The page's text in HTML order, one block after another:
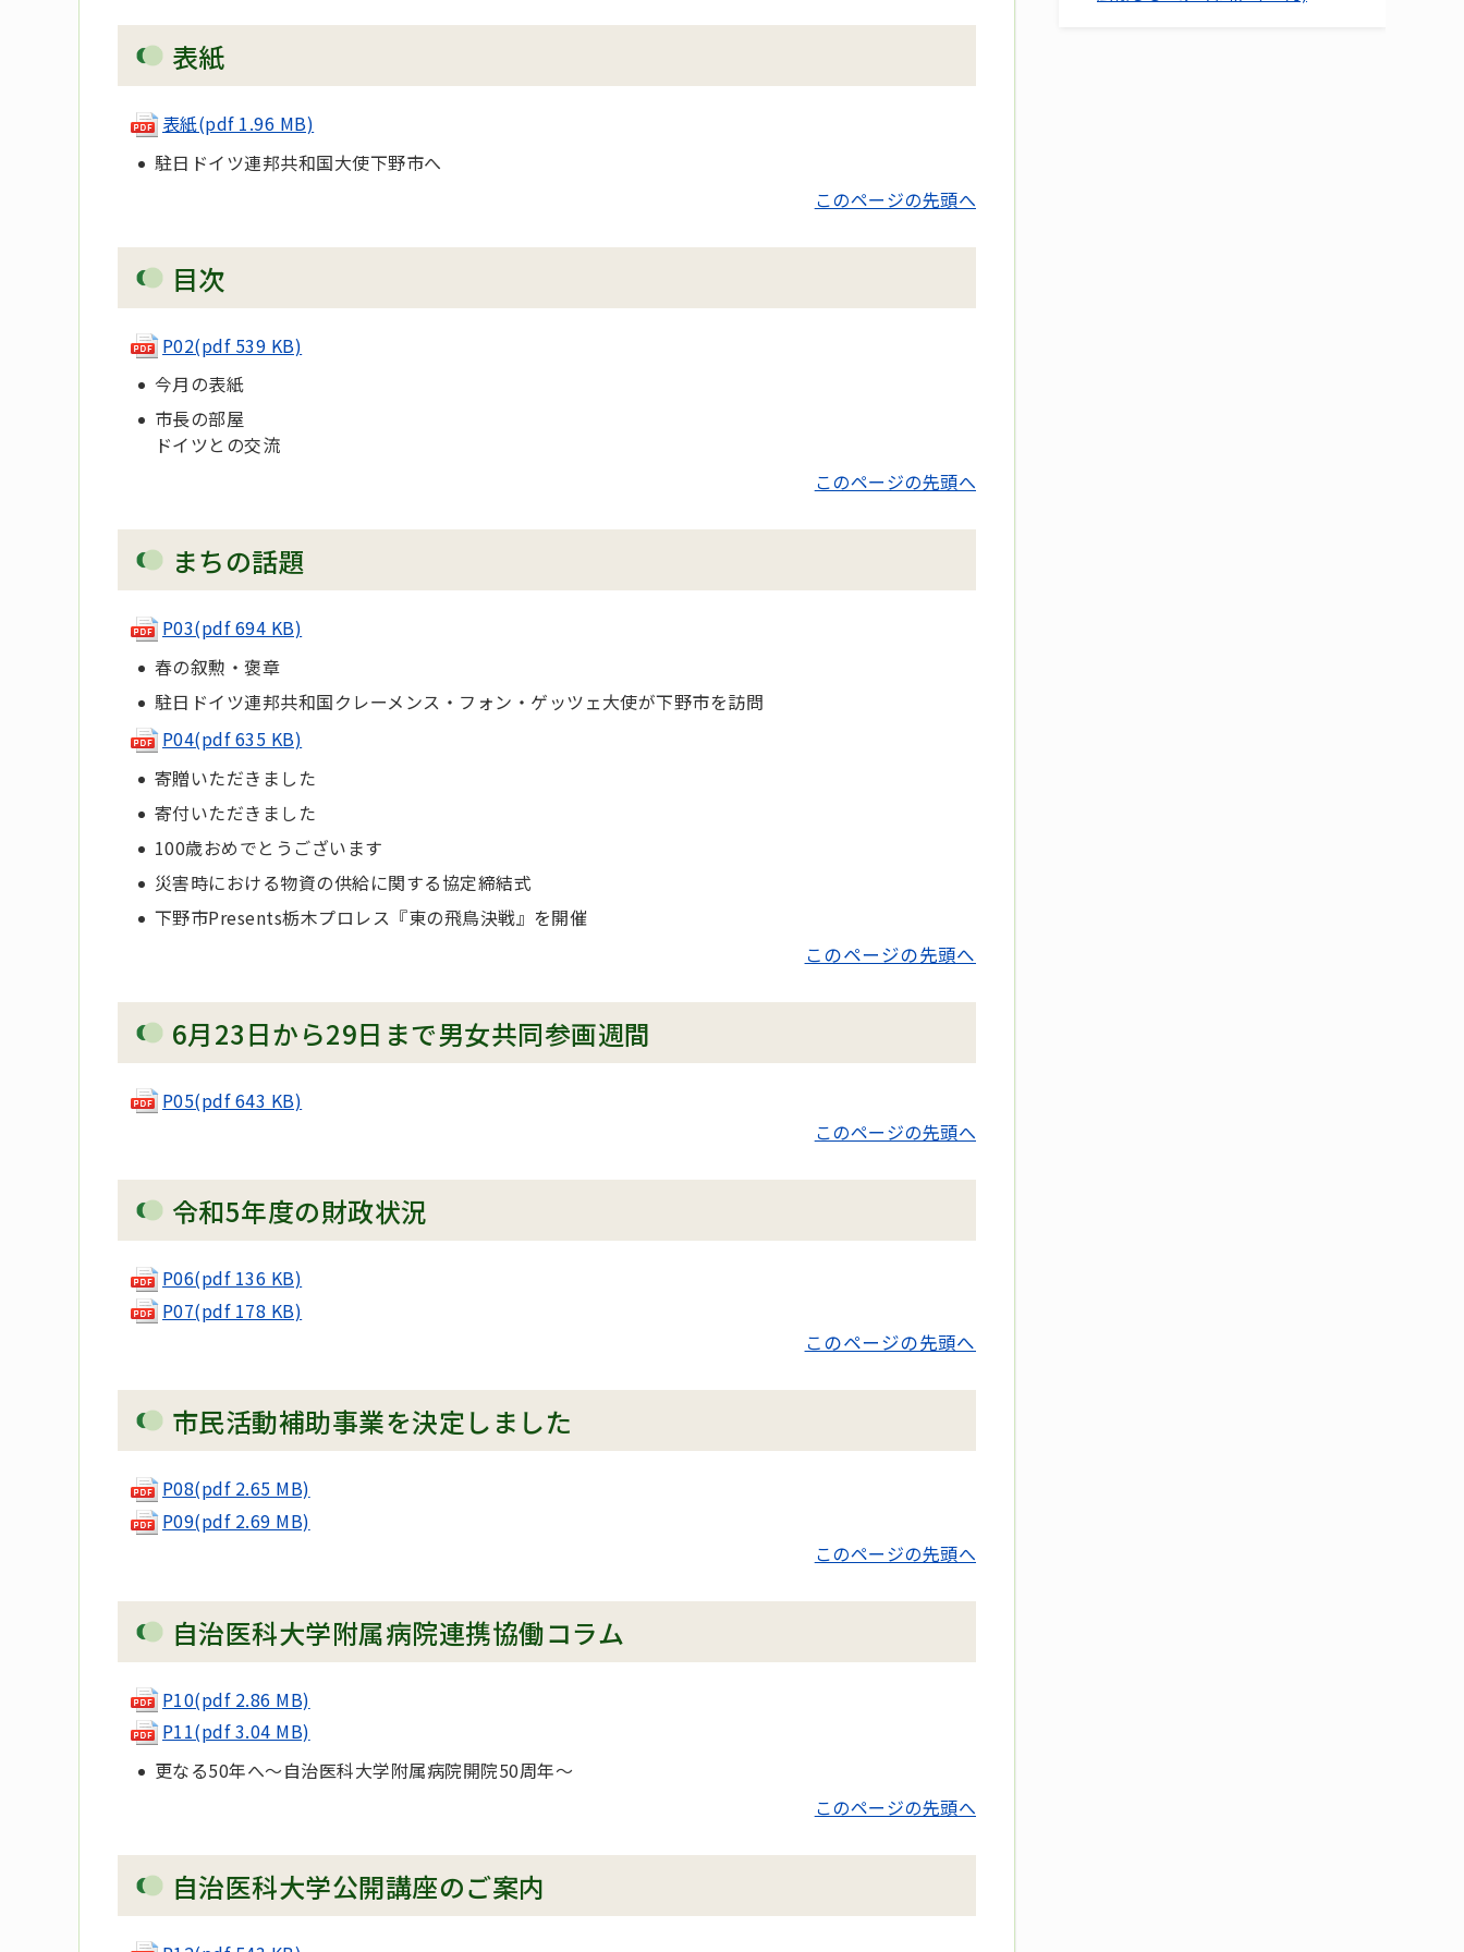
表紙
表紙(pdf 1.96 MB)
駐日ドイツ連邦共和国大使下野市へ
このページの先頭へ
目次
P02(pdf 539 KB)
今月の表紙
市長の部屋
ドイツとの交流
このページの先頭へ
まちの話題
P03(pdf 694 KB)
春の叙勲・褒章
駐日ドイツ連邦共和国クレーメンス・フォン・ゲッツェ大使が下野市を訪問
P04(pdf 635 KB)
寄贈いただきました
寄付いただきました
100歳おめでとうございます
災害時における物資の供給に関する協定締結式
下野市Presents栃木プロレス『東の飛鳥決戦』を開催
このページの先頭へ
6月23日から29日まで男女共同参画週間
P05(pdf 643 KB)
このページの先頭へ
令和5年度の財政状況
P06(pdf 136 KB)
P07(pdf 178 KB)
このページの先頭へ
市民活動補助事業を決定しました
P08(pdf 2.65 MB)
P09(pdf 2.69 MB)
このページの先頭へ
自治医科大学附属病院連携協働コラム
P10(pdf 2.86 MB)
P11(pdf 3.04 MB)
更なる50年へ～自治医科大学附属病院開院50周年～
このページの先頭へ
自治医科大学公開講座のご案内